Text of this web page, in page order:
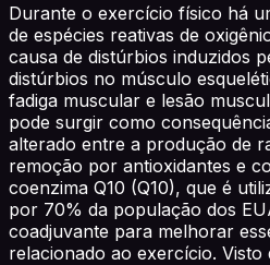
Durante o exercício físico há
de espécies reativas de
causa de distúrbios induzidos
distúrbios no músculo
fadiga muscular e lesão
pode surgir como
alterado entre a produção de
remoção por antioxidantes e
coenzima Q10 (Q10), que é
por 70% da população dos
coadjuvante para melhorar
relacionado ao exercício. Visto